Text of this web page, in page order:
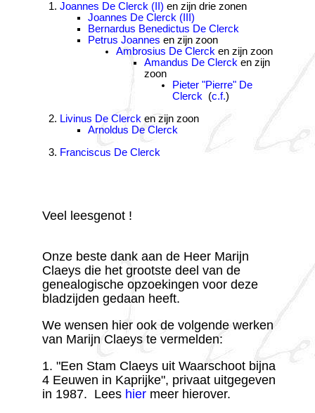
Joannes De Clerck (II) en zijn drie zonen
Joannes De Clerck (III)
Bernardus Benedictus De Clerck
Petrus Joannes en zijn zoon
Ambrosius De Clercken zijn zoon
Amandus De Clercken zijn
zoon
Pieter "Pierre" De
Clerck(c.f.)
Livinus De Clercken zijn zoon
Arnoldus De Clerck
Franciscus De Clerck
Veel leesgenot !
Onze beste dank aan de Heer Marijn
Claeys die het grootste deel van de
genealogische opzoekingen voor deze
bladzijden gedaan heeft.
We wensen hier ook de volgende werken
van Marijn Claeys te vermelden:
1. "Een Stam Claeys uit Waarschoot bijna
4 Eeuwen in Kaprijke", privaat uitgegeven
in 1987. Lees hiermeer hierover.